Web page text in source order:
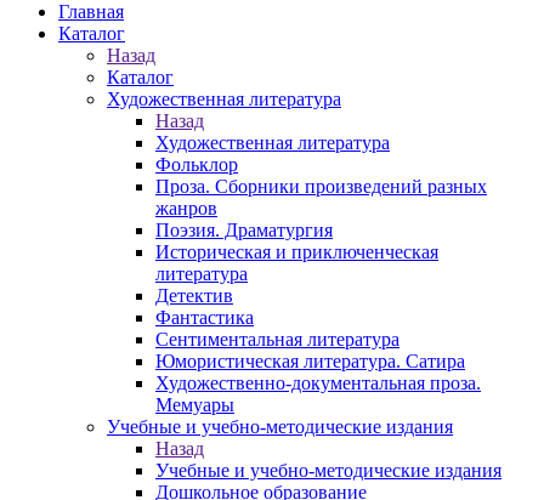
Главная
Каталог
Назад
Каталог
Художественная литература
Назад
Художественная литература
Фольклор
Проза. Сборники произведений разных
жанров
Поэзия. Драматургия
Историческая и приключенческая
литература
Детектив
Фантастика
Сентиментальная литература
Юмористическая литература. Сатира
Художественно-документальная проза.
Мемуары
Учебные и учебно-методические издания
Назад
Учебные и учебно-методические издания
Дошкольное образование